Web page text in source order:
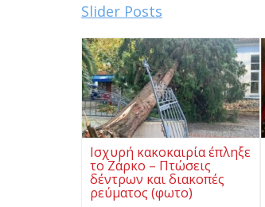
Slider Posts
Ισχυρή κακοκαιρία έπληξε
το Ζάρκο – Πτώσεις
δέντρων και διακοπές
ρεύματος (φωτο)